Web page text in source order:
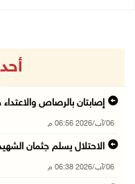
إصابتان بالرصاص والاعتداء
06/آب/2026 06:56 م
الاحتلال يسلم جثمان
06/آب/2026 06:38 م